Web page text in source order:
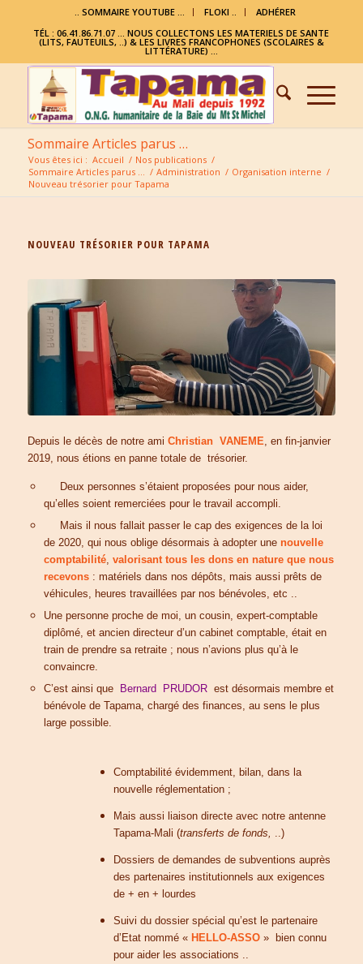
.. SOMMAIRE YOUTUBE … FLOKI ..
ADHÉRER
TÉL : 06.41.86.71.07 ... NOUS COLLECTONS LES MATERIELS DE SANTE
(LITS, FAUTEUILS, ..) & LES LIVRES FRANCOPHONES (SCOLAIRES &
LITTÉRATURE) ...
Sommaire Articles parus …
Vous êtes ici : Accueil / Nos publications /
Sommaire Articles parus … / Administration / Organisation interne /
Nouveau trésorier pour Tapama
NOUVEAU TRÉSORIER POUR TAPAMA
Depuis le décès de notre ami Christian VANEME , en fin-janvier
2019, nous étions en panne totale de trésorier.
Deux personnes s’étaient proposées pour nous aider,
qu’elles soient remerciées pour le travail accompli.
Mais il nous fallait passer le cap des exigences de la loi
de 2020, qui nous oblige désormais à adopter une nouvelle
comptabilité, valorisant tous les dons en nature que nous
recevons: matériels dans nos dépôts, mais aussi prêts de
véhicules, heures travaillées par nos bénévoles, etc ..
Une personne proche de moi, un cousin, expert-comptable
diplômé, et ancien directeur d’un cabinet comptable, était en
train de prendre sa retraite ; nous n’avions plus qu’à le
convaincre.
C’est ainsi que
Bernard PRUDORest désormais membre et
bénévole de Tapama, chargé des finances, au sens le plus
large possible.
Comptabilité évidemment, bilan, dans la
nouvelle réglementation ;
Mais aussi liaison directe avec notre antenne
Tapama-Mali (transferts de fonds, ..)
Dossiers de demandes de subventions auprès
des partenaires institutionnels aux exigences
de + en + lourdes
Suivi du dossier spécial qu’est le partenaire
d’Etat nommé « HELLO-ASSO» bien connu
pour aider les associations ..